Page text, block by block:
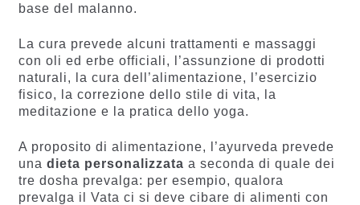
base del malanno.
La cura prevede alcuni trattamenti e massaggi
con oli ed erbe officiali, l’assunzione di prodotti
naturali, la cura dell’alimentazione, l’esercizio
fisico, la correzione dello stile di vita, la
meditazione e la pratica dello yoga.
A proposito di alimentazione, l’ayurveda prevede
una dieta personalizzata a seconda di quale dei
tre dosha prevalga: per esempio, qualora
prevalga il Vata ci si deve cibare di alimenti con